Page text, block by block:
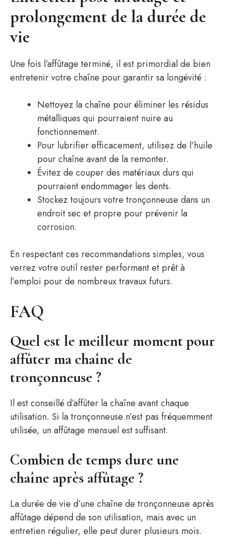
prolongement de la durée de
vie
Une fois l’affûtage terminé, il est primordial de bien
entretenir votre chaîne pour garantir sa longévité :
Nettoyez la chaîne pour éliminer les résidus
métalliques qui pourraient nuire au
fonctionnement.
Pour lubrifier efficacement, utilisez de l’huile
pour chaîne avant de la remonter.
Évitez de couper des matériaux durs qui
pourraient endommager les dents.
Stockez toujours votre tronçonneuse dans un
endroit sec et propre pour prévenir la
corrosion.
En respectant ces recommandations simples, vous
verrez votre outil rester performant et prêt à
l’emploi pour de nombreux travaux futurs.
FAQ
Quel est le meilleur moment pour
affûter ma chaîne de
tronçonneuse ?
Il est conseillé d’affûter la chaîne avant chaque
utilisation. Si la tronçonneuse n’est pas fréquemment
utilisée, un affûtage mensuel est suffisant.
Combien de temps dure une
chaîne après affûtage ?
La durée de vie d’une chaîne de tronçonneuse après
affûtage dépend de son utilisation, mais avec un
entretien régulier, elle peut durer plusieurs mois.